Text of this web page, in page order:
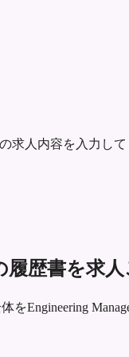
求人内容を入力して
履歴書を求
をEngineering